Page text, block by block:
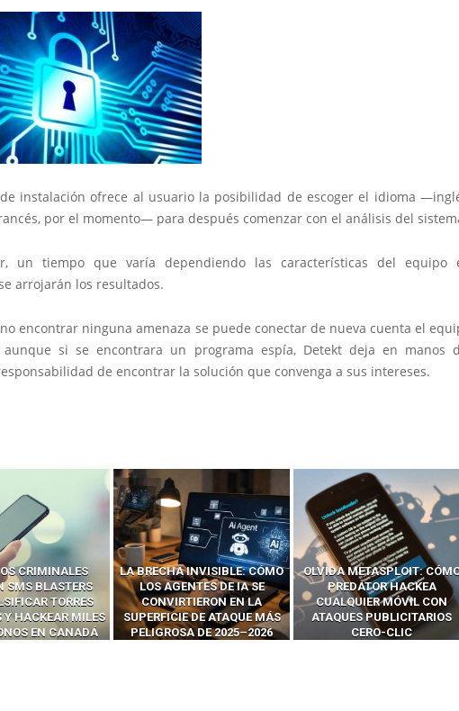
instalación ofrece al usuario la posibilidad de escoger el idioma
por el momento— para después comenzar con el análisis del
un tiempo que varía dependiendo las características del equipo
arrojarán los resultados.
no encontrar ninguna amenaza se puede conectar de nueva cuenta el
si se encontrara un programa espía, Detekt deja en manos
de encontrar la solución que convenga a sus intereses.
CRIMINALES
SMS BLASTERS
TORRES
Y HACKEAR MILES
EN CANADÁ
LA BRECHA INVISIBLE: CÓMO
LOS AGENTES DE IA SE
CONVIRTIERON EN LA
SUPERFICIE DE ATAQUE MÁS
PELIGROSA DE 2025–2026
OLVIDA METASPLOIT:
PREDATOR HACKEA
CUALQUIER MÓVIL CON
ATAQUES PUBLICITARIOS
CERO-CLIC